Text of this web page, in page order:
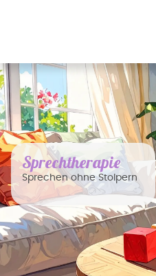
Sprechtherapie
Sprechen ohne Stolpern